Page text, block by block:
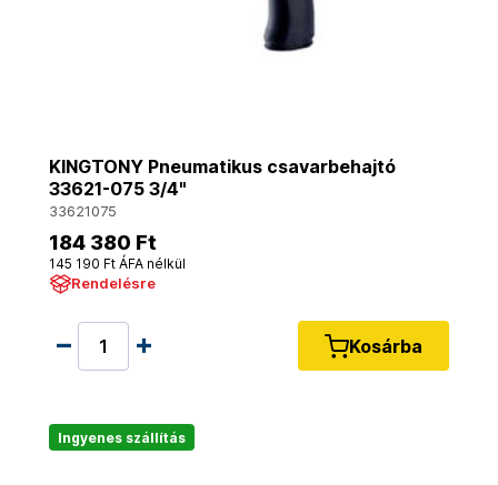
KINGTONY Pneumatikus csavarbehajtó
33621-075 3/4"
33621075
184 380 Ft
145 190 Ft ÁFA nélkül
Rendelésre
Kosárba
Ingyenes szállítás